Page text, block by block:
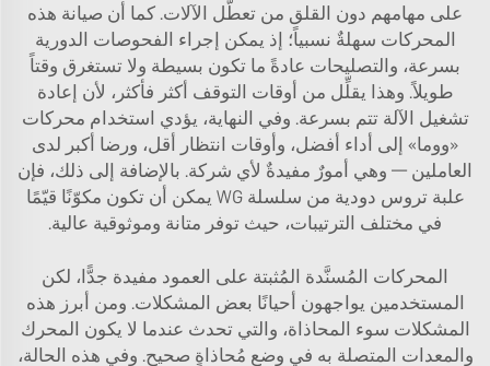
على مهامهم دون القلق من تعطُّل الآلات. كما أن صيانة هذه
المحركات سهلةٌ نسبياً؛ إذ يمكن إجراء الفحوصات الدورية
بسرعة، والتصليحات عادةً ما تكون بسيطة ولا تستغرق وقتاً
طويلاً. وهذا يقلِّل من أوقات التوقف أكثر فأكثر، لأن إعادة
تشغيل الآلة تتم بسرعة. وفي النهاية، يؤدي استخدام محركات
«ووما» إلى أداء أفضل، وأوقات انتظار أقل، ورضا أكبر لدى
العاملين — وهي أمورٌ مفيدةٌ لأي شركة. بالإضافة إلى ذلك، فإن
علبة تروس دودية من سلسلة WG
يمكن أن تكون مكوّنًا قيّمًا
في مختلف الترتيبات، حيث توفر متانة وموثوقية عالية.
المحركات المُسنَّدة المُثبتة على العمود مفيدة جدًّا، لكن
المستخدمين يواجهون أحيانًا بعض المشكلات. ومن أبرز هذه
المشكلات سوء المحاذاة، والتي تحدث عندما لا يكون المحرك
والمعدات المتصلة به في وضع مُحاذاةٍ صحيح. وفي هذه الحالة،